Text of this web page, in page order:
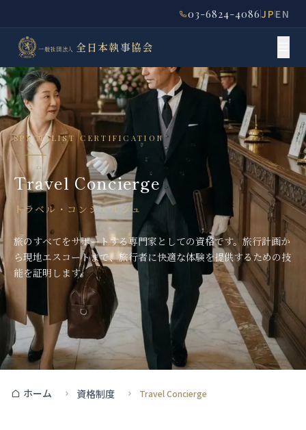
03-6824-4086JPEN
一般社団法人 全日本執事協会
SPECIALIST CERTIFICATION
Travel Concierge
トラベル・コンシェルジュ
旅のすべてをサポートする専門家としての資格です。旅行計画か
ら現地エスコートまで、旅行者に快適な体験を提供するための技
能を証明します。
ホーム 資格制度 Travel Concierge